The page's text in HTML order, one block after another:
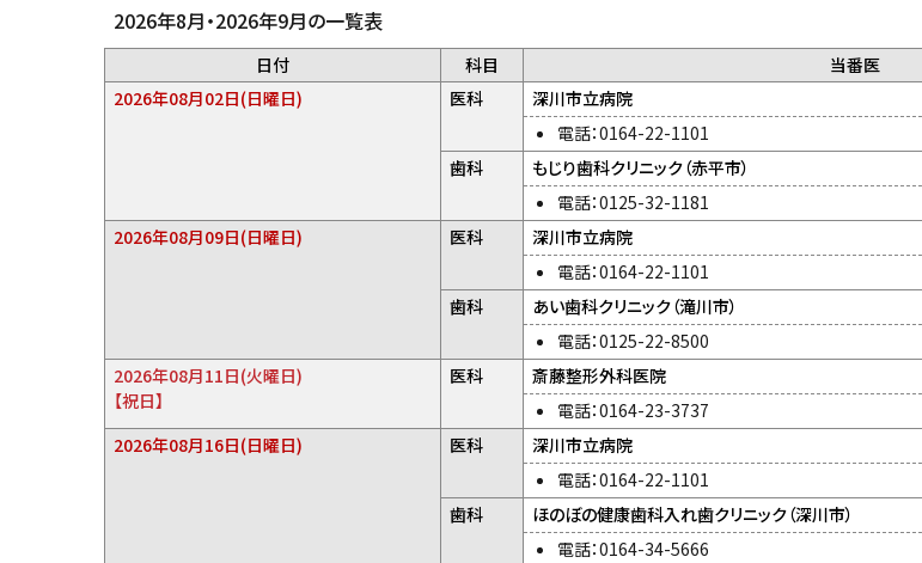
2026年8月・2026年9月の一覧表
日付 科目
当番医
2026年08月02日(日曜日)
医科
深川市立病院
電話：0164-22-1101
歯科
もじり歯科クリニック（赤平市）
電話：0125-32-1181
2026年08月09日(日曜日)
医科
深川市立病院
電話：0164-22-1101
歯科
あい歯科クリニック（滝川市）
電話：0125-22-8500
2026年08月11日(火曜日)
【祝日】
医科
斎藤整形外科医院
電話：0164-23-3737
2026年08月16日(日曜日)
医科
深川市立病院
電話：0164-22-1101
歯科
ほのぼの健康歯科入れ歯クリニック（深川市）
電話：0164-34-5666